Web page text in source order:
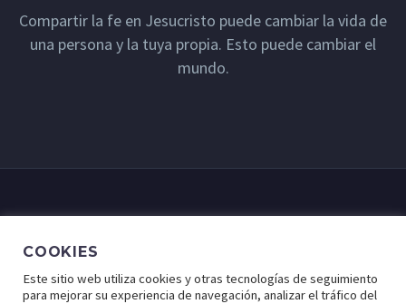
Compartir la fe en Jesucristo puede cambiar la vida de
una persona y la tuya propia. Esto puede cambiar el
mundo.
COOKIES
Este sitio web utiliza cookies y otras tecnologías de seguimiento
para mejorar su experiencia de navegación, analizar el tráfico del